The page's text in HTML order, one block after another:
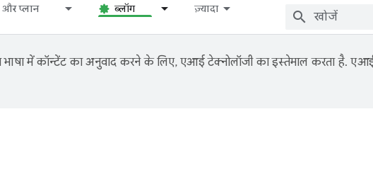
और प्लान ब्लॉग ज़्यादा
में कॉन्टेंट का अनुवाद करने के लिए, एआई टेक्नोलॉजी का इस्तेमाल करता है.